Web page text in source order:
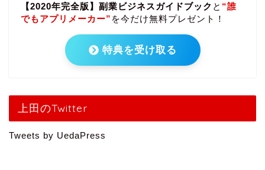
【2020年完全版】副業ビジネスガイドブック と “誰
でもアプリメーカー” を今だけ無料プレゼント！
特典を受け取る
上田のTwitter
Tweets by UedaPress